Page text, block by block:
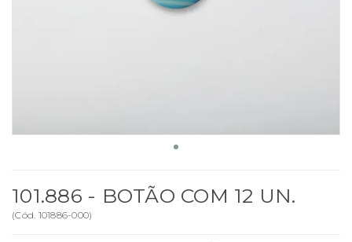
101.886 - BOTÃO COM 12 UN.
(Cód. 101886-000)